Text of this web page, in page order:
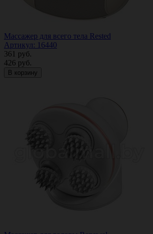
Массажер для всего тела Rested
Артикул: 16440
361 руб.
426 руб.
В корзину